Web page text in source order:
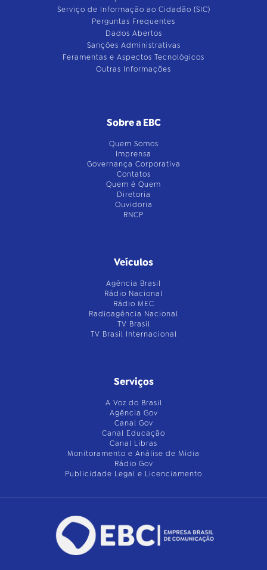
Serviço de Informação ao Cidadão (SIC)
Perguntas Frequentes
Dados Abertos
Sanções Administrativas
Feramentas e Aspectos Tecnológicos
Outras Informações
Sobre a EBC
Quem Somos
Imprensa
Governança Corporativa
Contatos
Quem é Quem
Diretoria
Ouvidoria
RNCP
Veículos
Agência Brasil
Rádio Nacional
Rádio MEC
Radioagência Nacional
TV Brasil
TV Brasil Internacional
Serviços
A Voz do Brasil
Agência Gov
Canal Gov
Canal Educação
Canal Libras
Monitoramento e Análise de Mídia
Rádio Gov
Publicidade Legal e Licenciamento